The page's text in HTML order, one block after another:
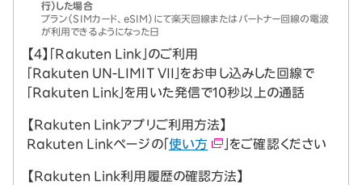
行）した場合
プラン（SIMカード、eSIM）にて楽天回線またはパートナー回線の電波
が利用できるようになった日
【4】「Rakuten Link」のご利用
「Rakuten UN-LIMIT VII」をお申し込みした回線で
「Rakuten Link」を用いた発信で10秒以上の通話
【Rakuten Linkアプリご利用方法】
Rakuten Linkページの「 使い方 」をご確認ください
【Rakuten Link利用履歴の確認方法】